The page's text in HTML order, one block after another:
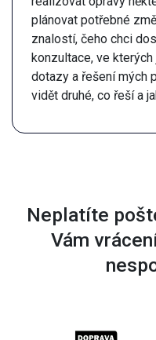
plánovat potřebné
znalostí, čeho chci
konzultace, ve
dotazy a řešení mých
vidět druhé, co řeší a
Neplatíte
Vám